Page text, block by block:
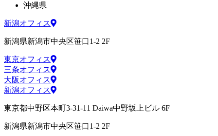
沖縄県
新潟オフィス
新潟県新潟市中央区笹口1-2 2F
東京オフィス
三条オフィス
大阪オフィス
新潟オフィス
東京都中野区本町3-31-11 Daiwa中野坂上ビル 6F
新潟県新潟市中央区笹口1-2 2F